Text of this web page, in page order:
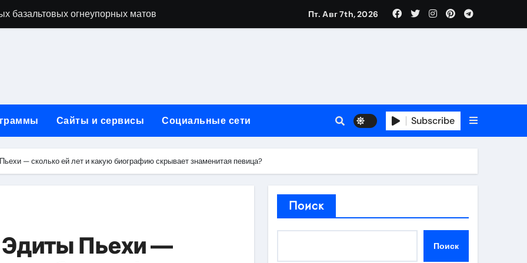
базальтовых огнеупорных матов
+ GEO/AEO — Новая формула цифрового присутствия в 2026 году
горячие и мобильные варианты, рейтинг по безопасности и советы по выбору
без верификации и участия банков с пополнением в USDT
принципы SEO, рекламные каналы и техническая поддержка
Пт. Авг 7th, 2026
Сайты и сервисы Социальные сети Subscribe
— сколько ей лет и какую биографию скрывает знаменитая певица?
Эдиты Пьехи —
Поиск
Поиск